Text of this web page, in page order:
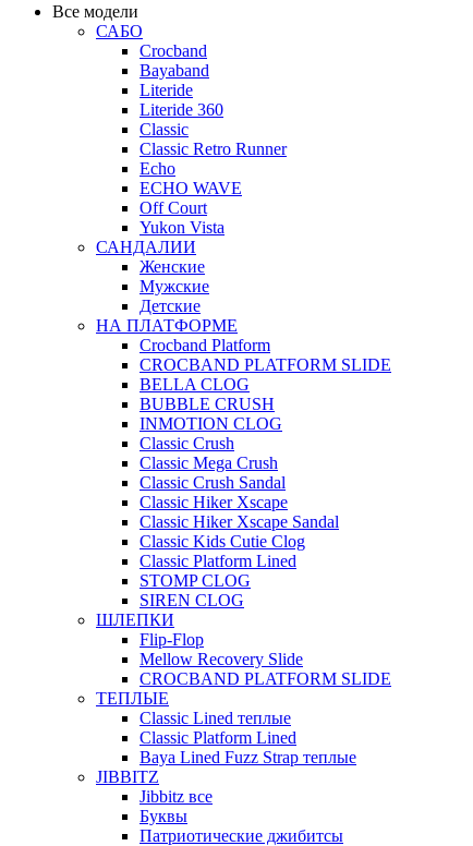
Все модели
САБО
Crocband
Bayaband
Literide
Literide 360
Classic
Classic Retro Runner
Echo
ECHO WAVE
Off Court
Yukon Vista
САНДАЛИИ
Женские
Мужские
Детские
НА ПЛАТФОРМЕ
Crocband Platform
CROCBAND PLATFORM SLIDE
BELLA CLOG
BUBBLE CRUSH
INMOTION CLOG
Classic Crush
Classic Mega Crush
Classic Crush Sandal
Classic Hiker Xscape
Classic Hiker Xscape Sandal
Classic Kids Cutie Clog
Classic Platform Lined
STOMP CLOG
SIREN CLOG
ШЛЕПКИ
Flip-Flop
Mellow Recovery Slide
CROCBAND PLATFORM SLIDE
ТЕПЛЫЕ
Classic Lined теплые
Classic Platform Lined
Baya Lined Fuzz Strap теплые
JIBBITZ
Jibbitz все
Буквы
Патриотические джибитсы